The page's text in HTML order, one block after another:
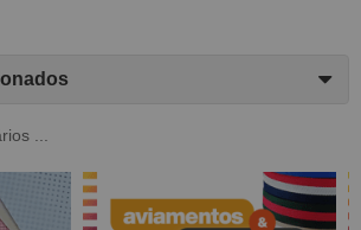
...